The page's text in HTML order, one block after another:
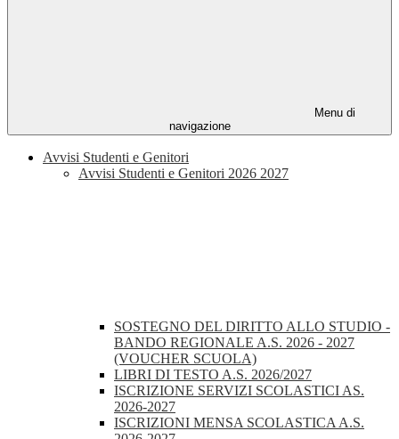
Menu di
navigazione
Avvisi Studenti e Genitori
Avvisi Studenti e Genitori 2026 2027
SOSTEGNO DEL DIRITTO ALLO STUDIO -
BANDO REGIONALE A.S. 2026 - 2027
(VOUCHER SCUOLA)
LIBRI DI TESTO A.S. 2026/2027
ISCRIZIONE SERVIZI SCOLASTICI AS.
2026-2027
ISCRIZIONI MENSA SCOLASTICA A.S.